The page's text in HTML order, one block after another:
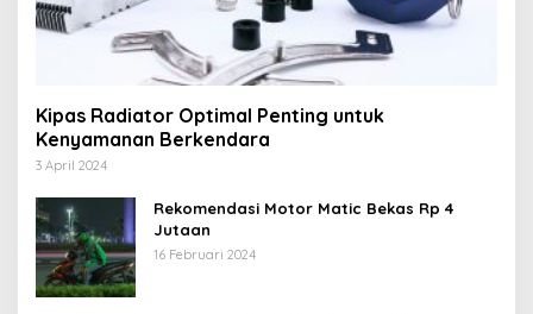
Kipas Radiator Optimal Penting untuk
Kenyamanan Berkendara
3 April 2024
Rekomendasi Motor Matic Bekas Rp 4
Jutaan
16 Februari 2024